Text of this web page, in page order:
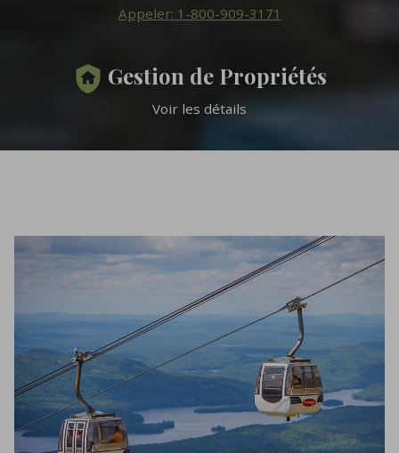
Appeler: 1-800-909-3171
Gestion de Propriétés
Voir les détails